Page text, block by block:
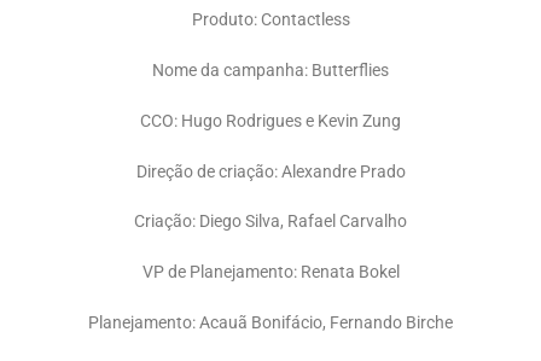
Produto: Contactless
Nome da campanha: Butterflies
CCO: Hugo Rodrigues e Kevin Zung
Direção de criação: Alexandre Prado
Criação: Diego Silva, Rafael Carvalho
VP de Planejamento: Renata Bokel
Planejamento: Acauã Bonifácio, Fernando Birche